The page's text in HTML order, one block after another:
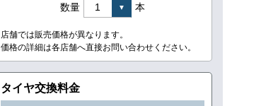
数量 本
店舗では販売価格が異なります。
価格の詳細は各店舗へ直接お問い合わせください。
タイヤ交換料金